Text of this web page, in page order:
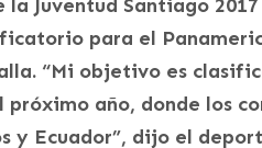
la Juventud Santiago
para el
“Mi objetivo es
próximo año, donde los
y Ecuador”, dijo el